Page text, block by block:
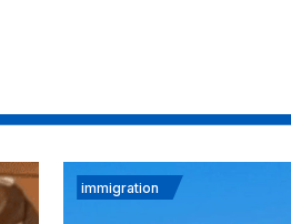
immigration